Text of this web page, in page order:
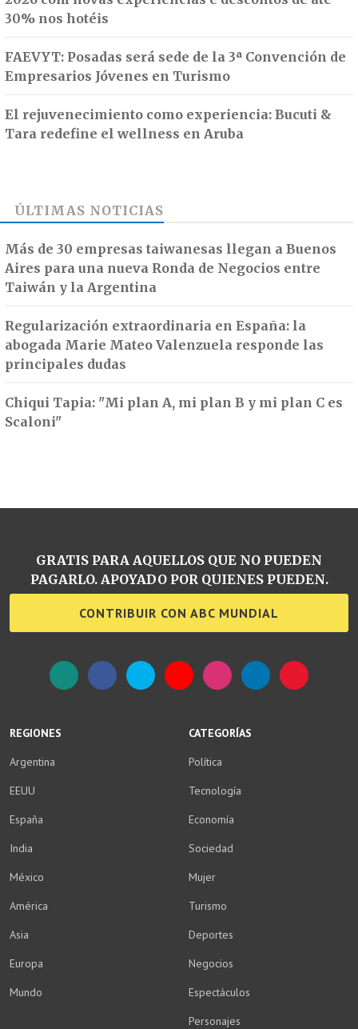
30% nos hotéis
FAEVYT: Posadas será sede de la 3ª Convención de
Empresarios Jóvenes en Turismo
El rejuvenecimiento como experiencia: Bucuti &
Tara redefine el wellness en Aruba
ÚLTIMAS NOTICIAS
Más de 30 empresas taiwanesas llegan a Buenos
Aires para una nueva Ronda de Negocios entre
Taiwán y la Argentina
Regularización extraordinaria en España: la
abogada Marie Mateo Valenzuela responde las
principales dudas
Chiqui Tapia: "Mi plan A, mi plan B y mi plan C es
Scaloni"
REGIONES
Argentina
EEUU
España
India
México
América
Asia
Europa
Mundo
CATEGORÍAS
Política
Tecnología
Economía
Sociedad
Mujer
Turismo
Deportes
Negocios
Espectáculos
Personajes
GRATIS PARA AQUELLOS QUE NO PUEDEN
PAGARLO. APOYADO POR QUIENES PUEDEN.
CONTRIBUIR CON ABC MUNDIAL